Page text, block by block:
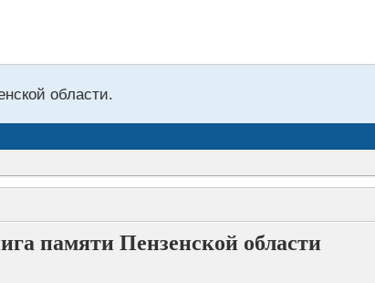
области.
памяти Пензенской области